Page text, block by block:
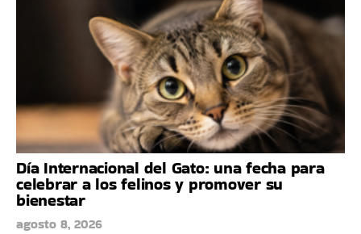
Día Internacional del Gato: una fecha para
celebrar a los felinos y promover su
bienestar
agosto 8, 2026